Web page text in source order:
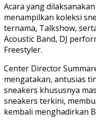
Acara yang
menampilkan koleksi
ternama, Talkshow,
Acoustic Band, DJ
Freestyler.
Center Director
mengatakan, antusias
sneakers khususnya
sneakers terkini,
kembali menghadirkan